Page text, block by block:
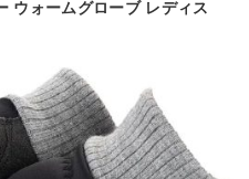
ウォームグローブ レディス